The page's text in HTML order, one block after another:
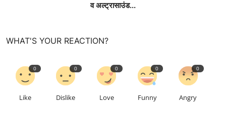
व अल्ट्रासाउंड...
WHAT'S YOUR REACTION?
0
Like
0
Dislike
0
Love
0
Funny
0
Angry